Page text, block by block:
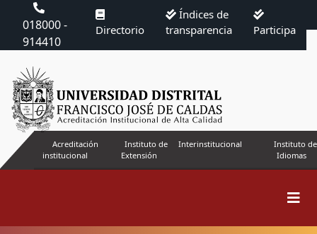
018000 -
914410
Directorio
Índices de
transparencia
Participa
Acreditación
institucional
Instituto de
Extensión
Interinstitucional
Instituto de
Idiomas